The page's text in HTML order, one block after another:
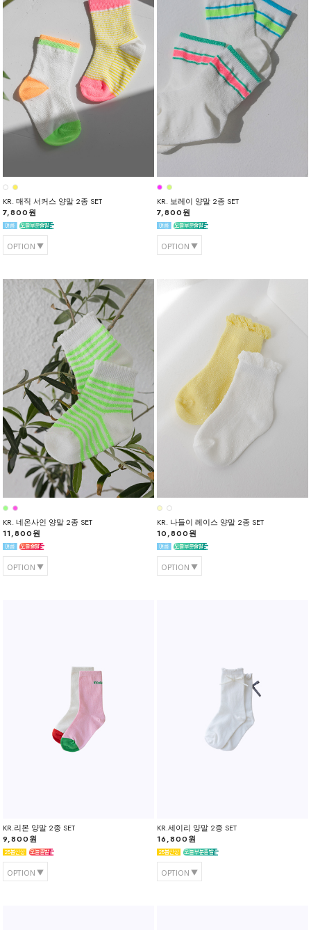
KR. 매직 서커스 양말 2종 SET
7,800원
OPTION
KR. 보레이 양말 2종 SET
7,800원
OPTION
KR. 네온사인 양말 2종 SET
11,800원
OPTION
KR. 나들이 레이스 양말 2종 SET
10,800원
OPTION
KR.리몬 양말 2종 SET
9,800원
OPTION
KR.세이리 양말 2종 SET
16,800원
OPTION